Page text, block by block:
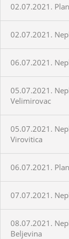
02.07.2021.
02.07.2021.
06.07.2021.
05.07.2021.
Velimirovac
05.07.2021.
Virovitica
06.07.2021.
07.07.2021.
08.07.2021.
Beljevina